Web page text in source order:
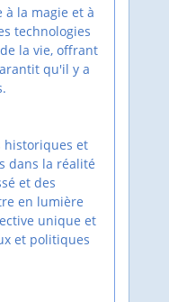
la magie et à
technologies
la vie, offrant
qu'il y a
historiques et
dans la réalité
et des
en lumière
unique et
et politiques